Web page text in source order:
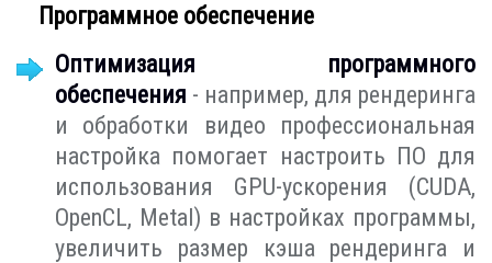
Программное обеспечение
Оптимизация программного
обеспечения - например, для рендеринга
и обработки видео профессиональная
настройка помогает настроить ПО для
использования GPU-ускорения (CUDA,
OpenCL, Metal) в настройках программы,
увеличить размер кэша рендеринга и